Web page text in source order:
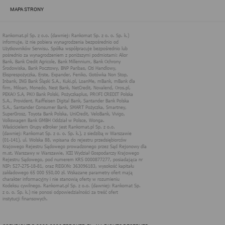
MAPA STRONY
dostosowanie usług, świadczonych w ramach serwisu do potrzeb
Więcej informacji na temat stosowania technologii cookies w
serwisie dostępne jest w Polityce Cookies.
Polityka Cookies serwisów
internetowych spółki Rankomat.pl Sp. z
o.o. (dawniej: Rankomat Sp. z o. o. Sp.
k.)
Rankomat.pl Sp. z o.o. (dawniej: Rankomat Sp. z o. o. Sp. k.), z
siedzibą w Warszawie (01-141), ul. Wolska 88, wpisana do rejestru
przedsiębiorców Krajowego Rejestru Sądowego prowadzonego
przez Sąd Rejonowy dla m.st. Warszawy w Warszawie, XIII
Wydział Gospodarczy Krajowego Rejestru Sądowego, pod
numerem KRS 0000877277, posiadająca nr NIP: 527-275-18-81,
oraz REGON: 363096183, zwana dalej "Rankomat" wykorzystuje
na swoich stronach internetowych technologię "cookies".
Zasady wykorzystania informacji dostarczonych przez
użytkownika w ramach technologii cookies w trakcie korzystania
ze stron internetowych i Rankomat określa niniejszy dokument.